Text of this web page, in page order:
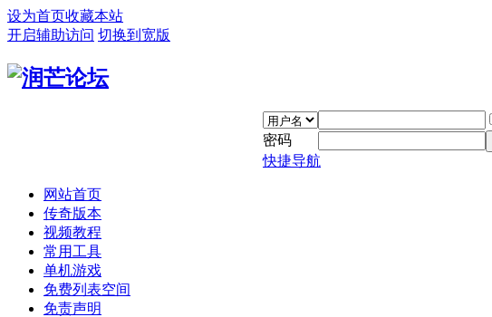
设为首页收藏本站
开启辅助访问 切换到宽版
密码
快捷导航
网站首页
传奇版本
视频教程
常用工具
单机游戏
免费列表空间
免责声明